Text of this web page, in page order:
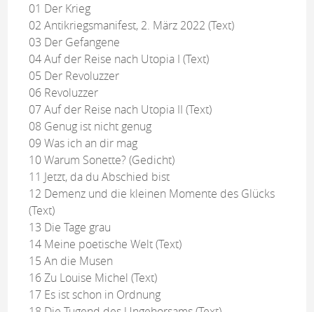
01 Der Krieg
02 Antikriegsmanifest, 2. März 2022 (Text)
03 Der Gefangene
04 Auf der Reise nach Utopia I (Text)
05 Der Revoluzzer
06 Revoluzzer
07 Auf der Reise nach Utopia II (Text)
08 Genug ist nicht genug
09 Was ich an dir mag
10 Warum Sonette? (Gedicht)
11 Jetzt, da du Abschied bist
12 Demenz und die kleinen Momente des Glücks
(Text)
13 Die Tage grau
14 Meine poetische Welt (Text)
15 An die Musen
16 Zu Louise Michel (Text)
17 Es ist schon in Ordnung